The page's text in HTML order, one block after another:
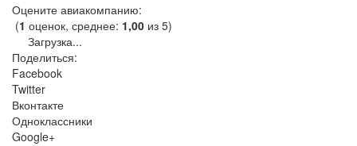
Оцените авиакомпанию:
(1 оценок, среднее: 1,00 из 5)
Загрузка...
Поделиться:
Facebook
Twitter
Вконтакте
Одноклассники
Google+